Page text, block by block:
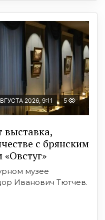
2026, 9:11 5
выставка,
с брянским
музее
Иванович Тютчев.